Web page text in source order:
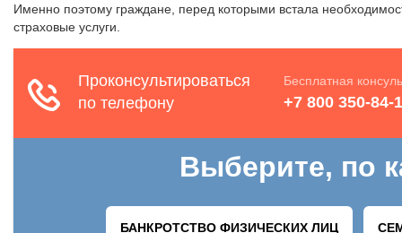
Именно поэтому граждане, перед которыми встала
страховые услуги.